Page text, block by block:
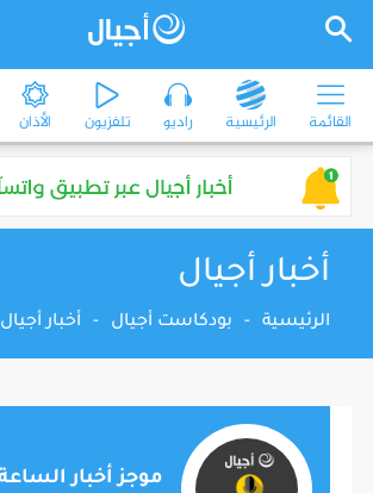
القائمة الرئيسية راديو تلفزيون الأذان
أخبار أجيال
الرئيسية - بودكاست أجيال - أخبار أجيال